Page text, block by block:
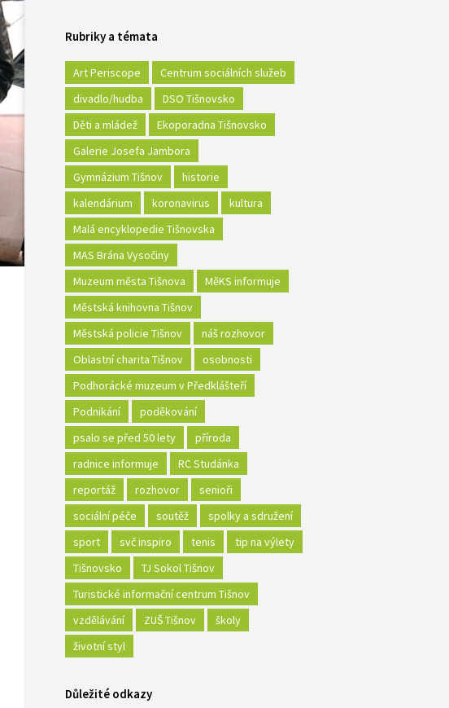
Rubriky a témata
Art Periscope
Centrum sociálních služeb
divadlo/hudba
DSO Tišnovsko
Děti a mládež
Ekoporadna Tišnovsko
Galerie Josefa Jambora
Gymnázium Tišnov
historie
kalendárium
koronavirus
kultura
Malá encyklopedie Tišnovska
MAS Brána Vysočiny
Muzeum města Tišnova
MěKS informuje
Městská knihovna Tišnov
Městská policie Tišnov
náš rozhovor
Oblastní charita Tišnov
osobnosti
Podhorácké muzeum v Předklášteří
Podnikání
poděkování
psalo se před 50 lety
příroda
radnice informuje
RC Studánka
reportáž
rozhovor
senioři
sociální péče
soutěž
spolky a sdružení
sport
svč inspiro tenis
tip na výlety
Tišnovsko
TJ Sokol Tišnov
Turistické informační centrum Tišnov
vzdělávání
ZUŠ Tišnov
školy
životní styl
Důležité odkazy